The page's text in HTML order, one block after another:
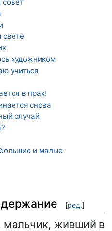
совет
свете
художником
учиться
в прах!
снова
случай
и малые
[ред.]
мальчик, живший в